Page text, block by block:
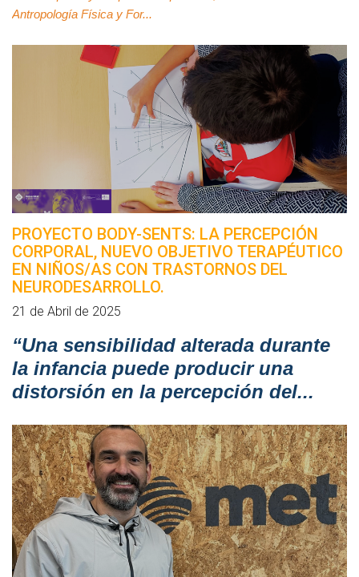
Antropología Física y For...
PROYECTO BODY-SENTS: LA PERCEPCIÓN
CORPORAL, NUEVO OBJETIVO TERAPÉUTICO
EN NIÑOS/AS CON TRASTORNOS DEL
NEURODESARROLLO.
21 de Abril de 2025
“Una sensibilidad alterada durante
la infancia puede producir una
distorsión en la percepción del...